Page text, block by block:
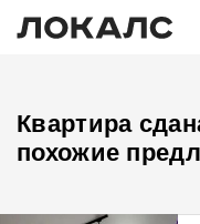
Квартира
похожие